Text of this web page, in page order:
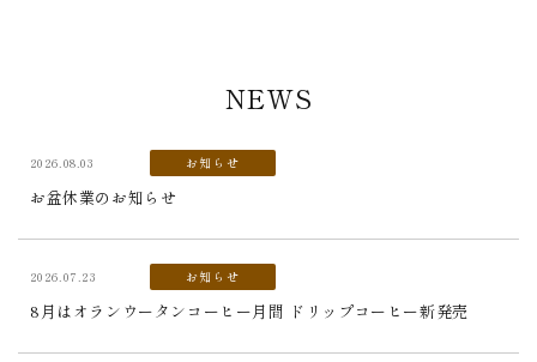
NEWS
2026.08.03 お知らせ
お盆休業のお知らせ
2026.07.23 お知らせ
8月はオランウータンコーヒー月間 ドリップコーヒー新発売